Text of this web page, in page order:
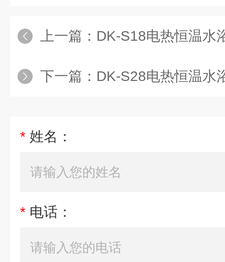
上一篇： DK-S18电热恒温水
下一篇： DK-S28电热恒温水
* 姓名：
* 电话：